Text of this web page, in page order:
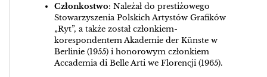
Członkostwo: Należał do prestiżowego
Stowarzyszenia Polskich Artystów Grafików
„Ryt”, a także został członkiem-
korespondentem Akademie der Künste w
Berlinie (1955) i honorowym członkiem
Accademia di Belle Arti we Florencji (1965).